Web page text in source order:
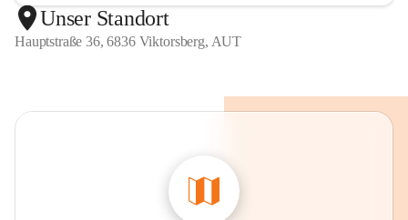
Unser Standort
Hauptstraße 36, 6836 Viktorsberg, AUT